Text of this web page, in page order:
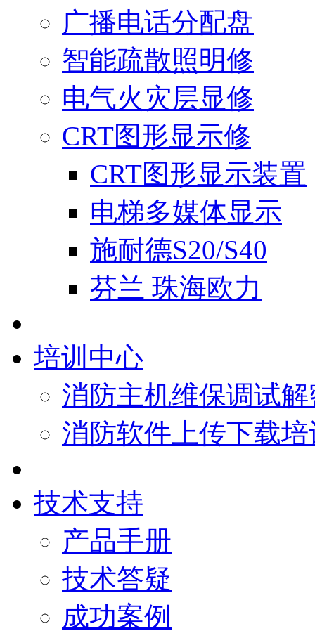
广播电话分配盘
智能疏散照明修
电气火灾层显修
CRT图形显示修
CRT图形显示装置
电梯多媒体显示
施耐德S20/S40
芬兰 珠海欧力
培训中心
消防主机维保调试解
消防软件上传下载培
技术支持
产品手册
技术答疑
成功案例